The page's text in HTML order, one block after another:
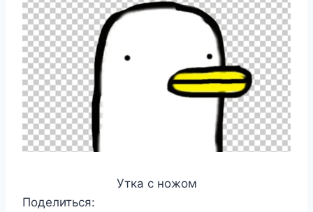
Утка с ножом
Поделиться: